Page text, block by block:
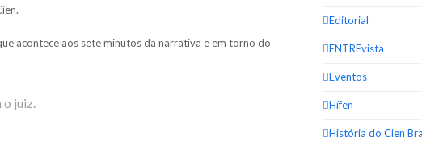
acontece aos sete minutos da narrativa e em torno do
o juiz.
Editorial
ENTREvista
Eventos
Hífen
História do Cien